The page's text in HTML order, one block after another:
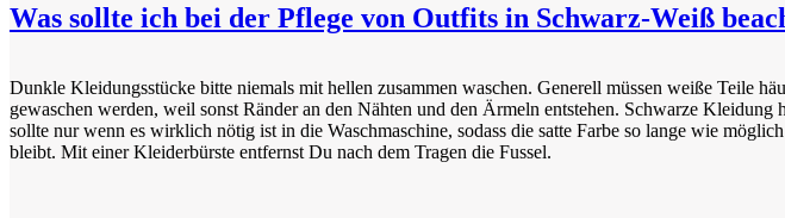
Was sollte ich bei der Pflege von Outfits in Schwarz-Weiß
Dunkle Kleidungsstücke bitte niemals mit hellen zusammen waschen. Generell müssen weiße Teile
gewaschen werden, weil sonst Ränder an den Nähten und den Ärmeln entstehen. Schwarze Kleidung
sollte nur wenn es wirklich nötig ist in die Waschmaschine, sodass die satte Farbe so lange wie
bleibt. Mit einer Kleiderbürste entfernst Du nach dem Tragen die Fussel.